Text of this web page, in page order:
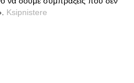
Ksipnistere